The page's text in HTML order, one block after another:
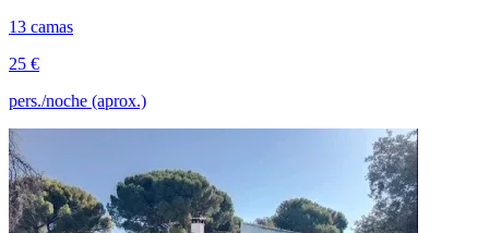
13 camas
25 €
pers./noche (aprox.)